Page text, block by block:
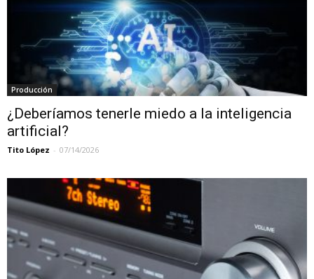
Producción
¿Deberíamos tenerle miedo a la inteligencia
artificial?
Tito López - 07/14/2026